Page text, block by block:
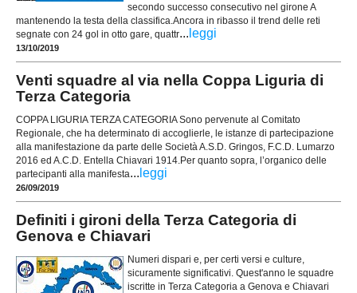
secondo successo consecutivo nel girone A
mantenendo la testa della classifica.Ancora in ribasso il trend delle reti
segnate con 24 gol in otto gare, quattr... leggi
13/10/2019
Venti squadre al via nella Coppa Liguria di
Terza Categoria
COPPA LIGURIA TERZA CATEGORIA Sono pervenute al Comitato
Regionale, che ha determinato di accoglierle, le istanze di partecipazione
alla manifestazione da parte delle Società A.S.D. Gringos, F.C.D. Lumarzo
2016 ed A.C.D. Entella Chiavari 1914.Per quanto sopra, l’organico delle
partecipanti alla manifesta... leggi
26/09/2019
Definiti i gironi della Terza Categoria di
Genova e Chiavari
Numeri dispari e, per certi versi e culture,
sicuramente significativi. Quest'anno le squadre
iscritte in Terza Categoria a Genova e Chiavari